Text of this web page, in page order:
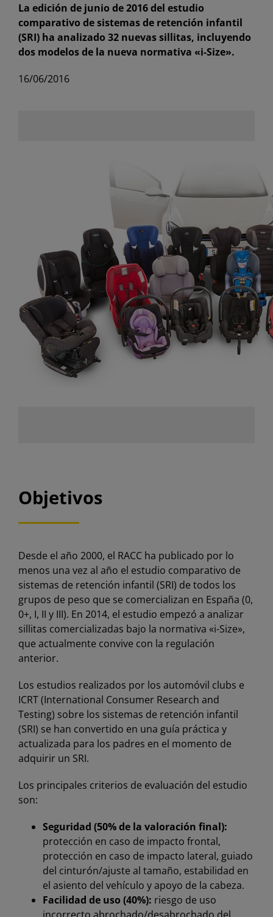
La edición de junio de 2016 del estudio
comparativo de sistemas de retención infantil
(SRI) ha analizado 32 nuevas sillitas, incluyendo
dos modelos de la nueva normativa «i-Size».
16/06/2016
Objetivos
Desde el año 2000, el RACC ha publicado por lo
menos una vez al año el estudio comparativo de
sistemas de retención infantil (SRI) de todos los
grupos de peso que se comercializan en España (0,
0+, I, II y III). En 2014, el estudio empezó a analizar
sillitas comercializadas bajo la normativa «i-Size»,
que actualmente convive con la regulación
anterior.
Los estudios realizados por los automóvil clubs e
ICRT (International Consumer Research and
Testing) sobre los sistemas de retención infantil
(SRI) se han convertido en una guía práctica y
actualizada para los padres en el momento de
adquirir un SRI.
Los principales criterios de evaluación del estudio
son:
Seguridad (50% de la valoración final):
protección en caso de impacto frontal,
protección en caso de impacto lateral, guiado
del cinturón/ajuste al tamaño, estabilidad en
el asiento del vehículo y apoyo de la cabeza.
Facilidad de uso (40%): riesgo de uso